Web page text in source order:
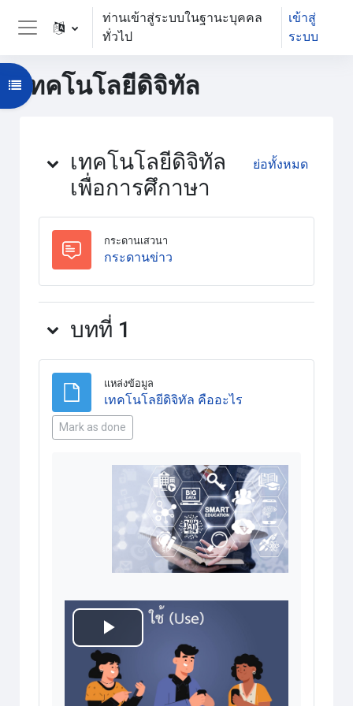
ข้ามไปที่เนื้อหาหลัก
Side panel
ท่านเข้าสู่ระบบในฐานะบุคคล
ทั่วไป
เข้าสู่
ระบบ
เทคโนโลยีดิจิทัล
Open course index
โครงสร้างหัวข้อ
เทคโนโลยีดิจิทัล
เพื่อการศึกาษา
ย่อทั้งหมด
กระดานเสวนา
กระดานข่าว
บทที่ 1
แหล่งข้อมูล
เทคโนโลยีดิจิทัล คืออะไร
Mark as done
เล่น
วิดีโอ